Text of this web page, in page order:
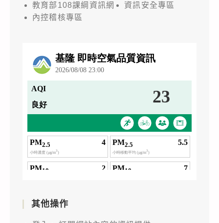
教育部108課綱資訊網
資訊安全專區
內控稽核專區
其他操作